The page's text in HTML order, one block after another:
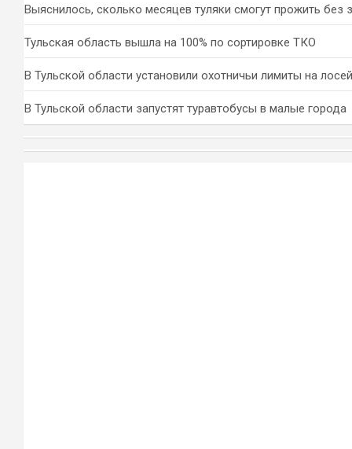
Выяснилось, сколько месяцев туляки смогут прожить без
Тульская область вышла на 100% по сортировке ТКО
В Тульской области установили охотничьи лимиты на
В Тульской области запустят туравтобусы в малые города